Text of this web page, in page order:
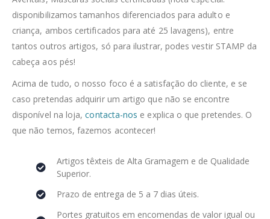
disponibilizamos tamanhos diferenciados para adulto e
criança, ambos certificados para até 25 lavagens), entre
tantos outros artigos, só para ilustrar, podes vestir STAMP da
cabeça aos pés!
Acima de tudo, o nosso foco é a satisfação do cliente, e se
caso pretendas adquirir um artigo que não se encontre
disponível na loja,contacta-nos e explica o que pretendes. O
que não temos, fazemos acontecer!
Artigos têxteis de Alta Gramagem e de Qualidade
Superior.
Prazo de entrega de 5 a 7 dias úteis.
Portes gratuitos em encomendas de valor igual ou